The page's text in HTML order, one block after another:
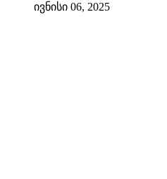
ივნისი 06, 2025